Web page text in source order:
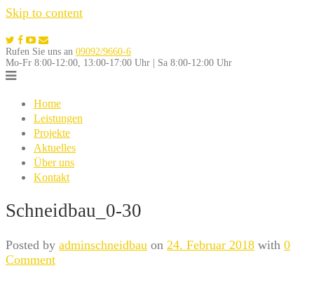
Skip to content
Rufen Sie uns an 09092/9660-6
Mo-Fr 8:00-12:00, 13:00-17:00 Uhr | Sa 8:00-12:00 Uhr
Home
Leistungen
Projekte
Aktuelles
Über uns
Kontakt
Schneidbau_0-30
Posted by adminschneidbau on 24. Februar 2018 with 0
Comment